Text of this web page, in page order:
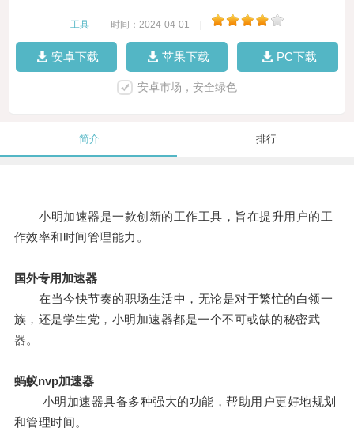
工具 时间：2024-04-01
安卓下载 苹果下载 PC下载
安卓市场，安全绿色
简介 排行
小明加速器是一款创新的工作工具，旨在提升用户的工
作效率和时间管理能力。
国外专用加速器
在当今快节奏的职场生活中，无论是对于繁忙的白领一
族，还是学生党，小明加速器都是一个不可或缺的秘密武
器。
蚂蚁nvp加速器
小明加速器具备多种强大的功能，帮助用户更好地规划
和管理时间。